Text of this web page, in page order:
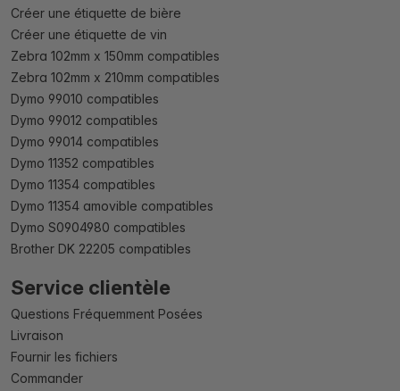
Créer une étiquette de bière
Créer une étiquette de vin
Zebra 102mm x 150mm compatibles
Zebra 102mm x 210mm compatibles
Dymo 99010 compatibles
Dymo 99012 compatibles
Dymo 99014 compatibles
Dymo 11352 compatibles
Dymo 11354 compatibles
Dymo 11354 amovible compatibles
Dymo S0904980 compatibles
Brother DK 22205 compatibles
Service clientèle
Questions Fréquemment Posées
Livraison
Fournir les fichiers
Commander